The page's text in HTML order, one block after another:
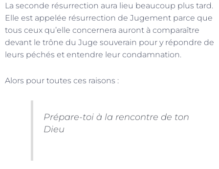
La seconde résurrection aura lieu beaucoup plus tard.
Elle est appelée résurrection de Jugement parce que
tous ceux qu’elle concernera auront à comparaître
devant le trône du Juge souverain pour y répondre de
leurs péchés et entendre leur condamnation.
Alors pour toutes ces raisons :
Prépare-toi à la rencontre de ton
Dieu